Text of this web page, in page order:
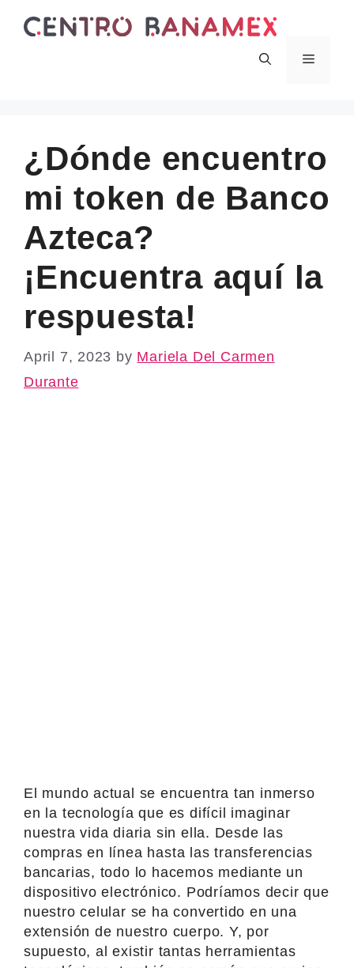
Menu
¿Dónde encuentro
mi token de Banco
Azteca?
¡Encuentra aquí la
respuesta!
April 7, 2023 by Mariela Del Carmen
Durante
El mundo actual se encuentra tan inmerso
en la tecnología que es difícil imaginar
nuestra vida diaria sin ella. Desde las
compras en línea hasta las transferencias
bancarias, todo lo hacemos mediante un
dispositivo electrónico. Podríamos decir que
nuestro celular se ha convertido en una
extensión de nuestro cuerpo. Y, por
supuesto, al existir tantas herramientas